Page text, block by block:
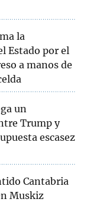
la
Estado por el
a manos de
un
Trump y
escasez
Cantabria
Muskiz